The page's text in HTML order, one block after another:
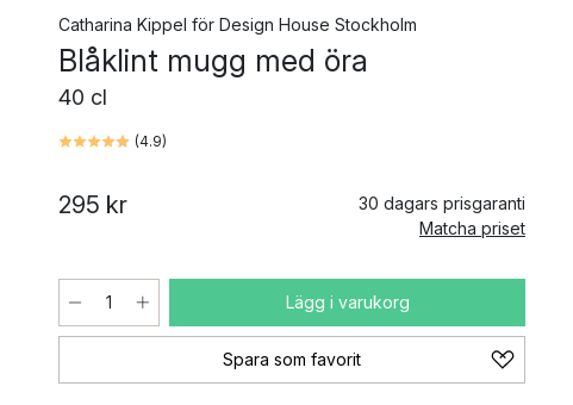
Catharina Kippel för Design House Stockholm
Blåklint mugg med öra
40 cl
(4.9)
295 kr
30 dagars prisgaranti
Matcha priset
Lägg i varukorg
Spara som favorit